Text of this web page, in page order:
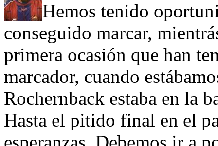
Hemos tenido
conseguido marcar,
primera ocasión que han
marcador, cuando
Rochernback estaba en la
Hasta el pitido final en el